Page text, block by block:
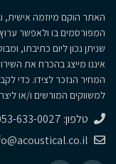
האתר הוקם מיוזמה אישית,
המפורסמים בו ולאפשר
שניתן נכון ליום כתיבתו,
איננו מייצג בהכרח את
המחיר הנזכר לצידו. כדי
למשווקים המורשים ו/או
טלפון: 053-633-0027